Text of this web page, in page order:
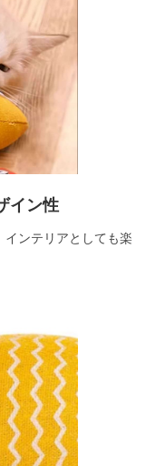
イン性
インテリアとしても楽